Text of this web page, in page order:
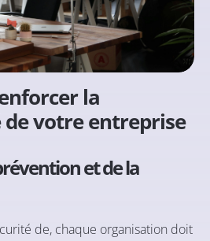
la
votre entreprise
et de la
de, chaque organisation doit